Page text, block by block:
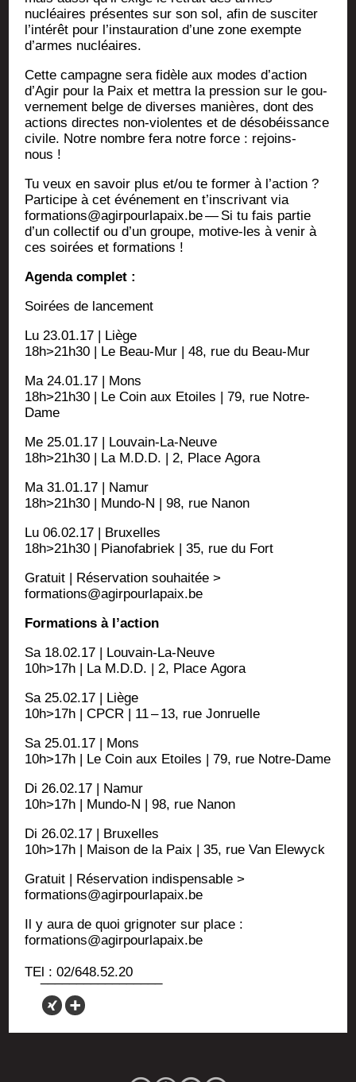
nucléaires pré­sentes sur son sol, afin de sus­ci­ter
l’intérêt pour l’instauration d’une zone exempte
d’armes nucléaires.
Cette cam­pagne sera fidèle aux modes d’action
d’Agir pour la Paix et met­tra la pres­sion sur le gou­
ver­ne­ment belge de diverses manières, dont des
actions directes non-vio­lentes et de déso­béis­sance
civile. Notre nombre fera notre force : rejoins-
nous !
Tu veux en savoir plus et/ou te for­mer à l’action ?
Par­ti­cipe à cet évé­ne­ment en t’inscrivant via
formations@agirpourlapaix.be — Si tu fais par­tie
d’un col­lec­tif ou d’un groupe, motive-les à venir à
ces soi­rées et formations !
Agen­da complet :
Soi­rées de lancement
Lu 23.01.17 | Liège
18h>21h30 | Le Beau-Mur | 48, rue du Beau-Mur
Ma 24.01.17 | Mons
18h>21h30 | Le Coin aux Etoiles | 79, rue Notre-
Dame
Me 25.01.17 | Louvain-La-Neuve
18h>21h30 | La M.D.D. | 2, Place Agora
Ma 31.01.17 | Namur
18h>21h30 | Mundo‑N | 98, rue Nanon
Lu 06.02.17 | Bruxelles
18h>21h30 | Pia­no­fa­briek | 35, rue du Fort
Gra­tuit | Réser­va­tion sou­hai­tée >
formations@agirpourlapaix.be
For­ma­tions à l’action
Sa 18.02.17 | Louvain-La-Neuve
10h>17h | La M.D.D. | 2, Place Agora
Sa 25.02.17 | Liège
10h>17h | CPCR | 11 – 13, rue Jonruelle
Sa 25.01.17 | Mons
10h>17h | Le Coin aux Etoiles | 79, rue Notre-Dame
Di 26.02.17 | Namur
10h>17h | Mundo‑N | 98, rue Nanon
Di 26.02.17 | Bruxelles
10h>17h | Mai­son de la Paix | 35, rue Van Elewyck
Gra­tuit | Réser­va­tion indis­pen­sable >
formations@agirpourlapaix.be
Il y aura de quoi gri­gno­ter sur place :
formations@agirpourlapaix.be
TEl : 02/648.52.20